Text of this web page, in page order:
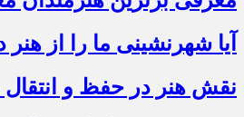
آیا شهرنشینی ما را از
نقش هنر در حفظ و